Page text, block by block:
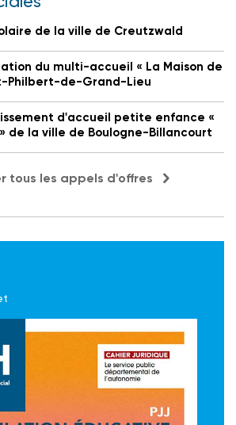
de la ville de Creutzwald
du multi-accueil « La Maison de
Philbert-de-Grand-Lieu
d'accueil petite enfance «
de la ville de Boulogne-Billancourt
tous les appels d'offres